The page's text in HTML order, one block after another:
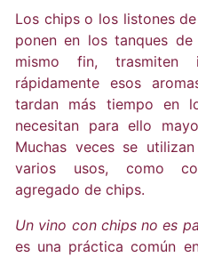
Los chips o los listones
ponen en los tanques
mismo fin, trasmiten
rápidamente esos
tardan más tiempo en
necesitan para ello
Muchas veces se
varios usos, como
agregado de chips.
Un vino con chips no es
es una práctica común